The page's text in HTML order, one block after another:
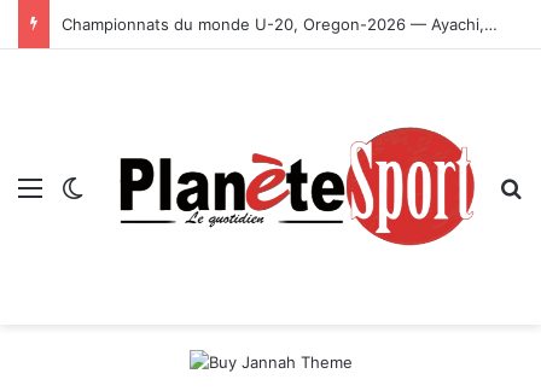
Championnats du monde U-20, Oregon-2026 — Ayachi, Dissa, Touahria et Ghezali en finale
Menu Switch skin